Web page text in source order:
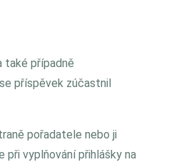
také případně
příspěvek zúčastnil
pořadatele nebo ji
při vyplňování přihlášky na